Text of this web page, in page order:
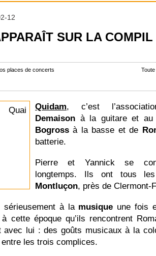
12
SUR LA COMPIL
places de concerts
Quidam, c’est
Demaison à la guitare et
Bogross à la basse et de
batterie.
Pierre et Yannick se
longtemps. Ils ont tous
Montluçon, près de Clermont-
à la musique une fois
à cette époque qu’ils rencontrent
avec lui : des goûts musicaux à la
entre les trois complices.